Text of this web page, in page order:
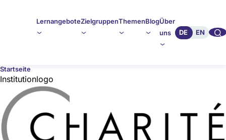
LernangeboteZielgruppenThemenBlogÜber
uns
DE EN 🔍︎︎
Startseite
Institutionlogo
Image